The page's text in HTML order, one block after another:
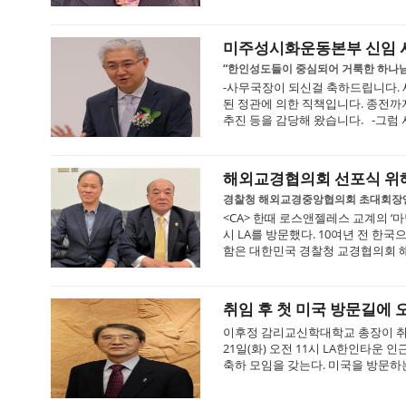
미주성시화운동본부 신임
“한인성도들이 중심되어 거룩한 하나
-사무국장이 되신걸 축하드립니다
된 정관에 의한 직책입니다. 종전
추진 등을 감당해 왔습니다. -그럼
해외교경협의회 선포식
경찰청 해외교경중앙협의회 초대회
<CA> 한때 로스앤젤레스 교계의 ‘
시 LA를 방문했다. 10여년 전 한국
함은 대한민국 경찰청 교경협의회
취임 후 첫 미국 방문길에
이후정 감리교신학대학교 총장이
21일(화) 오전 11시 LA한인타운
축하 모임을 갖는다. 미국을 방문